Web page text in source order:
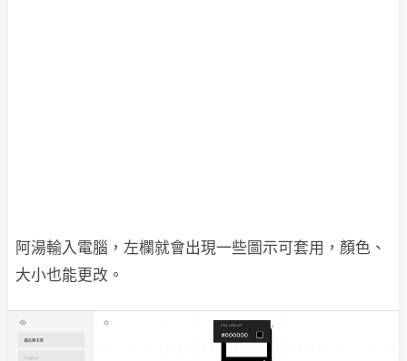
阿湯輸入電腦，左欄就會出現一些圖示可套用，顏色、
大小也能更改。